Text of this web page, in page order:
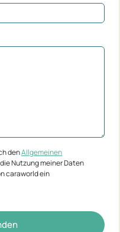
denAllgemeinen
Nutzung meiner Daten
caraworld ein